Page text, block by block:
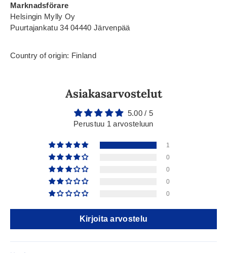
Marknadsförare
Helsingin Mylly Oy
Puurtajankatu 34 04440 Järvenpää
Country of origin: Finland
Asiakasarvostelut
5.00 / 5
Perustuu 1 arvosteluun
1
0
0
0
0
Kirjoita arvostelu